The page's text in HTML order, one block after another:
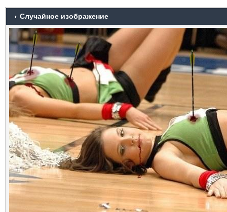
Случайное изображение